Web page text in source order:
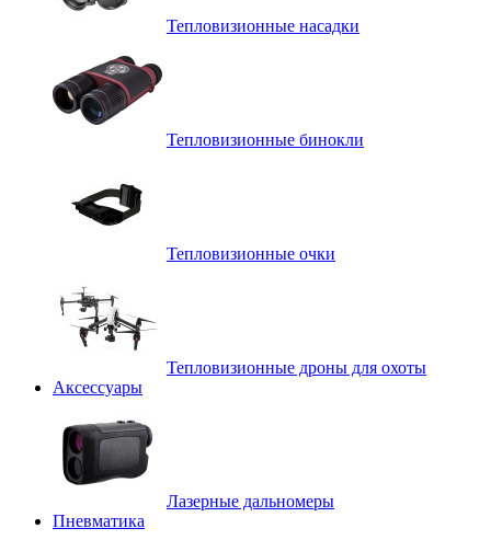
Тепловизионные насадки
Тепловизионные бинокли
Тепловизионные очки
Тепловизионные дроны для охоты
Аксессуары
Лазерные дальномеры
Пневматика